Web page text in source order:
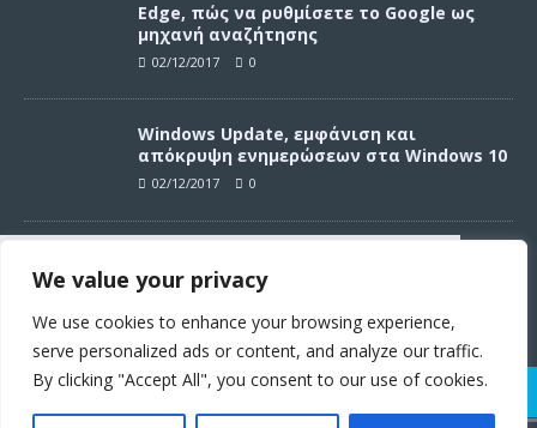
Συνεχίζοντας σε αυτό τον ιστότοπο
αποδέχεστε την χρήση των cookies
σύμφωνα με τους όρους χρήσης.
Όροι χρήσης
We value your privacy
We use cookies to enhance your browsing experience,
serve personalized ads or content, and analyze our traffic.
By clicking "Accept All", you consent to our use of cookies.
Edge, πώς να ρυθμίσετε το Google ως
μηχανή αναζήτησης
02/12/2017 0
Windows Update, εμφάνιση και
απόκρυψη ενημερώσεων στα Windows 10
02/12/2017 0
ενημερώσεων στα Windows 10